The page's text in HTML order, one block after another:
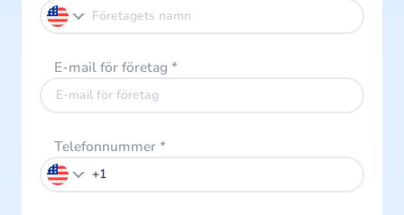
E-mail för företag *
Telefonnummer*